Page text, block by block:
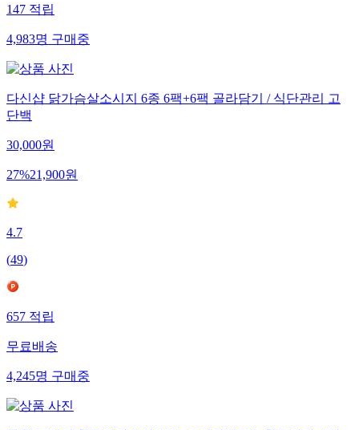
147적립
4,983명구매중
다신샵 닭가슴살소시지 6종 6팩+6팩 골라담기 / 식단관리 고
단백
30,000원
27%21,900원
4.7
(49)
657적립
무료배송
4,245명구매중